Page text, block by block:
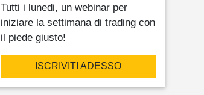
Tutti i lunedi, un webinar per
iniziare la settimana di trading con
il piede giusto!
ISCRIVITI ADESSO